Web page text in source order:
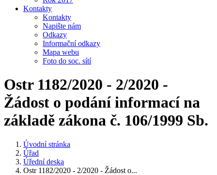
Kontakty
Kontakty
Napište nám
Odkazy
Informační odkazy
Mapa webu
Foto do soc. sítí
Ostr 1182/2020 - 2/2020 -
Žádost o podání informací na
základě zákona č. 106/1999 Sb.
Úvodní stránka
Úřad
Úřední deska
Ostr 1182/2020 - 2/2020 - Žádost o...